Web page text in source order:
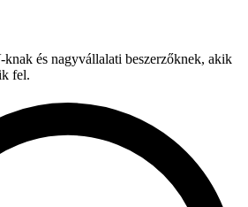
és nagyvállalati beszerzőknek, akik
fel.